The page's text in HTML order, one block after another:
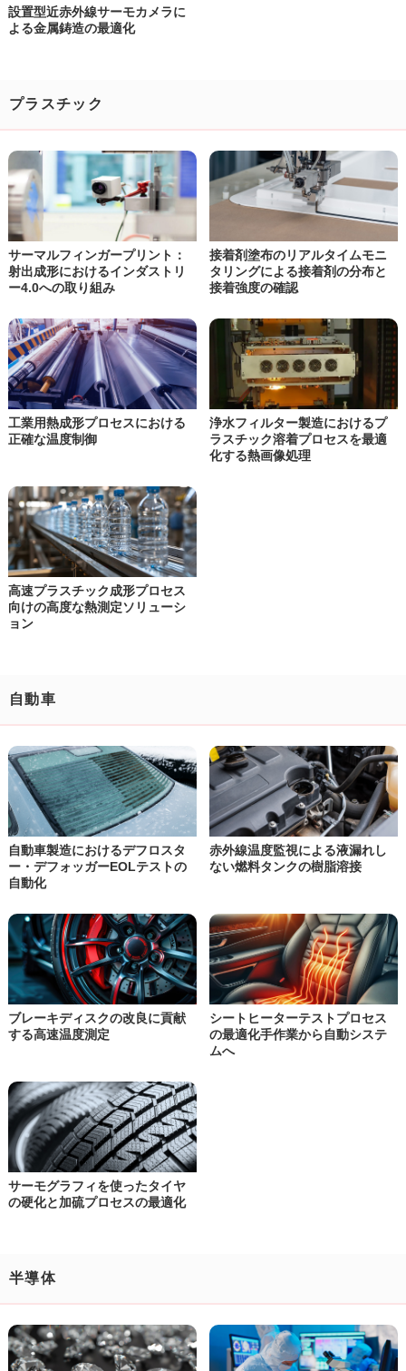
設置型近赤外線サーモカメラに
よる金属鋳造の最適化
プラスチック
サーマルフィンガープリント：
射出成形におけるインダストリ
ー4.0への取り組み
接着剤塗布のリアルタイムモニ
タリングによる接着剤の分布と
接着強度の確認
工業用熱成形プロセスにおける
正確な温度制御
浄水フィルター製造におけるプ
ラスチック溶着プロセスを最適
化する熱画像処理
高速プラスチック成形プロセス
向けの高度な熱測定ソリューシ
ョン
自動車
自動車製造におけるデフロスタ
ー・ デフォッガーEOLテストの
自動化
赤外線温度監視による液漏れし
ない燃料タンクの樹脂溶接
ブレーキディスクの改良に貢献
する高速温度測定
シートヒーターテストプロセス
の最適化手作業から自動システ
ムへ
サーモグラフィを使ったタイヤ
の硬化と加硫プロセスの最適化
半導体